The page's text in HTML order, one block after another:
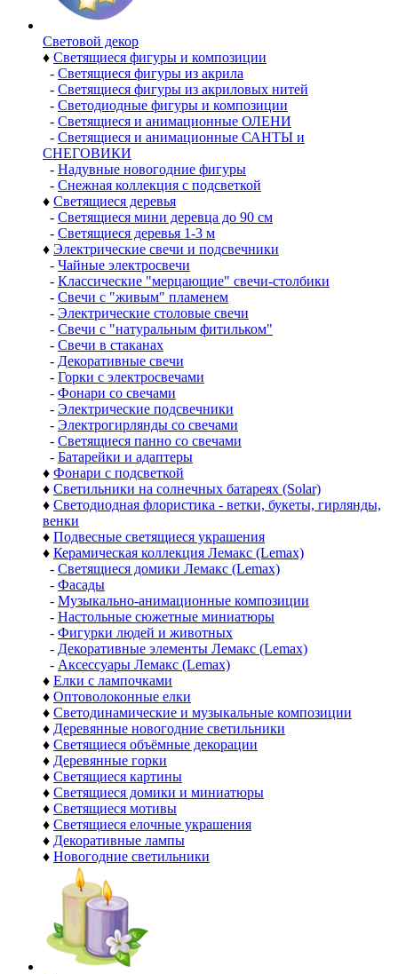
Световой декор
♦ Светящиеся фигуры и композиции
- Светящиеся фигуры из акрила
- Светящиеся фигуры из акриловых нитей
- Светодиодные фигуры и композиции
- Светящиеся и анимационные ОЛЕНИ
- Светящиеся и анимационные САНТЫ и
СНЕГОВИКИ
- Надувные новогодние фигуры
- Снежная коллекция с подсветкой
♦ Светящиеся деревья
- Светящиеся мини деревца до 90 см
- Светящиеся деревья 1-3 м
♦ Электрические свечи и подсвечники
- Чайные электросвечи
- Классические "мерцающие" свечи-столбики
- Свечи с "живым" пламенем
- Электрические столовые свечи
- Свечи с "натуральным фитильком"
- Свечи в стаканах
- Декоративные свечи
- Горки с электросвечами
- Фонари со свечами
- Электрические подсвечники
- Электрогирлянды со свечами
- Светящиеся панно со свечами
- Батарейки и адаптеры
♦ Фонари с подсветкой
♦ Светильники на солнечных батареях (Solar)
♦ Светодиодная флористика - ветки, букеты, гирлянды,
венки
♦ Подвесные светящиеся украшения
♦ Керамическая коллекция Лемакс (Lemax)
- Светящиеся домики Лемакс (Lemax)
- Фасады
- Музыкально-анимационные композиции
- Настольные сюжетные миниатюры
- Фигурки людей и животных
- Декоративные элементы Лемакс (Lemax)
- Аксессуары Лемакс (Lemax)
♦ Елки с лампочками
♦ Оптоволоконные елки
♦ Светодинамические и музыкальные композиции
♦ Деревянные новогодние светильники
♦ Светящиеся объёмные декорации
♦ Деревянные горки
♦ Светящиеся картины
♦ Светящиеся домики и миниатюры
♦ Светящиеся мотивы
♦ Светящиеся елочные украшения
♦ Декоративные лампы
♦ Новогодние светильники